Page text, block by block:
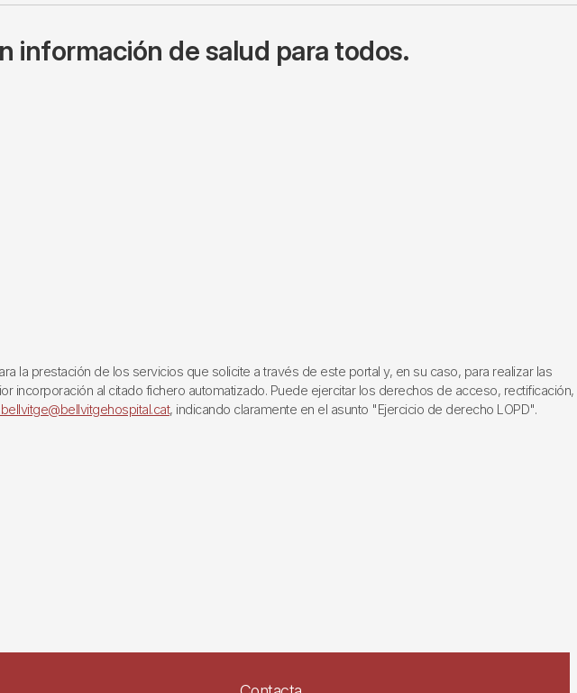
información de salud para todos.
la prestación de los servicios que solicite a través de este portal y, en su caso, para realizar las
incorporación al citado fichero automatizado. Puede ejercitar los derechos de acceso, rectificación,
, indicando claramente en el asunto "Ejercicio de derecho LOPD".